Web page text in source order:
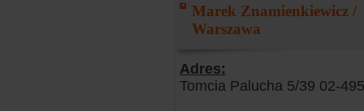
Marek Znamienkiewicz /
Warszawa
Adres:
Tomcia Palucha 5/39 02-